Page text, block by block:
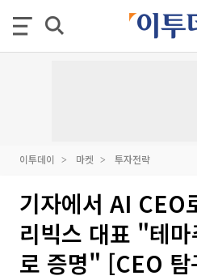
이투데이 마켓 투자전략
기자에서 AI
리빅스 대표 "테
로 증명" [CEO 탐